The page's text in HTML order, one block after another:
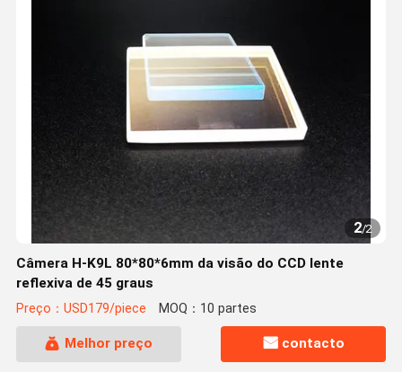
2/2
Câmera H-K9L 80*80*6mm da visão do CCD lente
reflexiva de 45 graus
Preço：USD179/piece MOQ：10 partes
Melhor preço contacto